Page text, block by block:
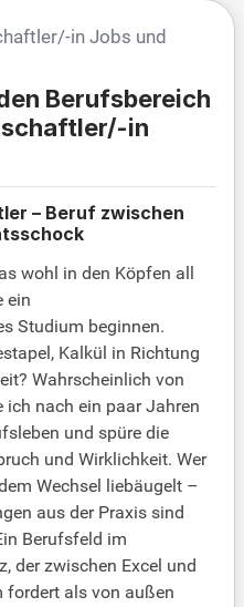
in Jobs und
Berufsbereich
in
– Beruf zwischen
wohl in den Köpfen all
ein
Studium beginnen.
Kalkül in Richtung
Wahrscheinlich von
ich nach ein paar Jahren
und spüre die
und Wirklichkeit. Wer
Wechsel liebäugelt –
aus der Praxis sind
Berufsfeld im
der zwischen Excel und
fordert als von außen